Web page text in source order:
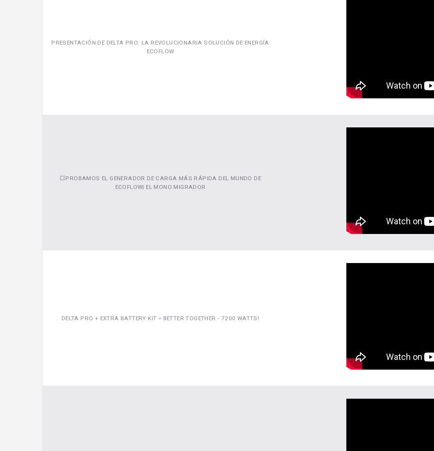
PRESENTACIÓN DE DELTA PRO: LA REVOLUCIONARIA SOLUCIÓN DE ENERGÍA
ECOFLOW
💥PROBAMOS EL GENERADOR DE CARGA MÁS RÁPIDA DEL MUNDO DE
ECOFLOW| EL MONO MIGRADOR
DELTA PRO + EXTRA BATTERY KIT = BETTER TOGETHER - 7200 WATTS!